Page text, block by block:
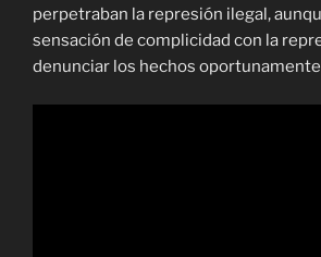
perpetraban la represión ilegal,
sensación de complicidad con la
denunciar los hechos